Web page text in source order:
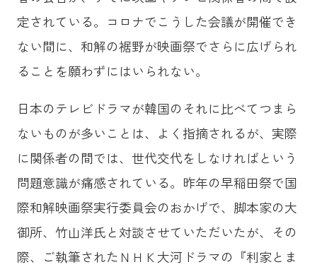
定されている。コロナでこうした会議が開催でき
ない間に、和解の裾野が映画祭でさらに広げられ
ることを願わずにはいられない。
日本のテレビドラマが韓国のそれに比べてつまら
ないものが多いことは、よく指摘されるが、実際
に関係者の間では、世代交代をしなければという
問題意識が痛感されている。昨年の早稲田祭で国
際和解映画祭実行委員会のおかげで、脚本家の大
御所、竹山洋氏と対談させていただいたが、その
際、ご執筆されたＮＨＫ大河ドラマの『利家とま